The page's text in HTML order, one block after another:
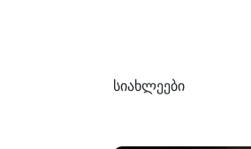
სიახლეები